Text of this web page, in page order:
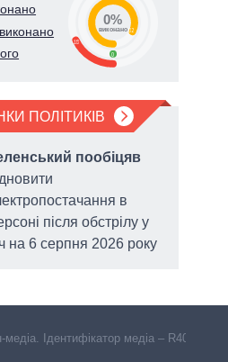
18
0
82
0%
виконано
ПОЛІТИКІВ
пообіцяв
в
після обстрілу у
на 6 серпня 2026 року
Ідентифікатор медіа – R40-